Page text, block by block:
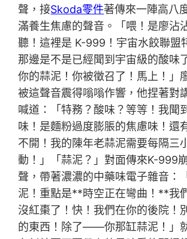
聲，接Skoda零件著傳來一陣高八
滿養生焦慮的聲音。「喂！是廖沾
聽！這裡是 K-999！宇宙水餃聯盟
那邊是不是已經聞到宇宙級的酸味
你的蒜泥！你被徵召了！馬上！」
被這聲音震得嗡嗡作響，他捏著對
喊道：「特務？酸味？等等！我聞
味！是麵粉過度膨脹的焦慮味！還
不開！我的陳年老蒜泥需要每隔三
動！」「蒜泥？」對面傳來K-999
聲，帶著濃濃的中藥味電子雜音：
泥！重點是**時空正在彎曲！**我
沒紅棗了！快！我們在你的後院！
的東西！除了——你那缸蒜泥！」